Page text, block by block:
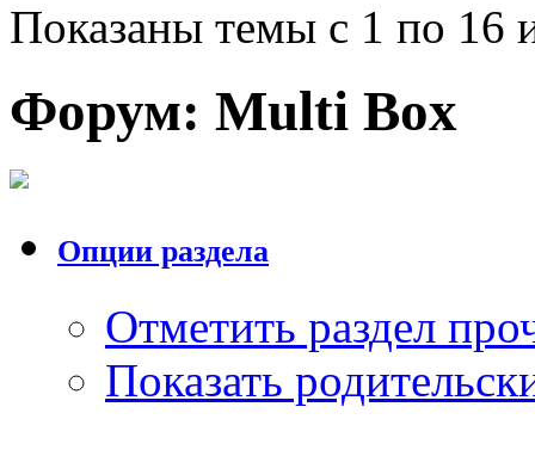
Показаны темы с 1 по 16
Форум: Multi Box
Опции раздела
Отметить раздел
Показать